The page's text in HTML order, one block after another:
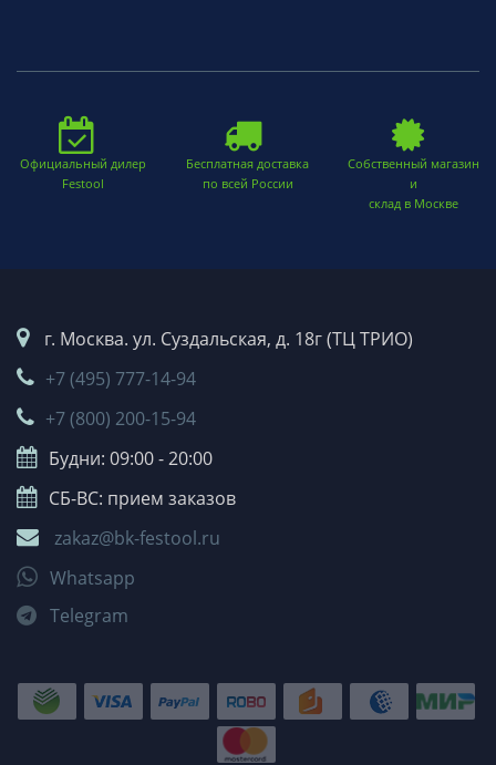
Официальный дилер
Festool
Бесплатная доставка
по всей России
Собственный магазин
и
склад в Москве
г. Москва. ул. Суздальская, д. 18г (ТЦ ТРИО)
+7 (495) 777-14-94
+7 (800) 200-15-94
Будни: 09:00 - 20:00
СБ-ВС: прием заказов
zakaz@bk-festool.ru
Whatsapp
Telegram